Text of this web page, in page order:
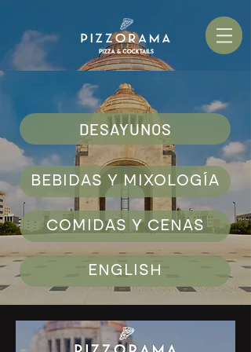
DESAYUNOS
BEBIDAS Y MIXOLOGÍA
COMIDAS Y CENAS
ENGLISH